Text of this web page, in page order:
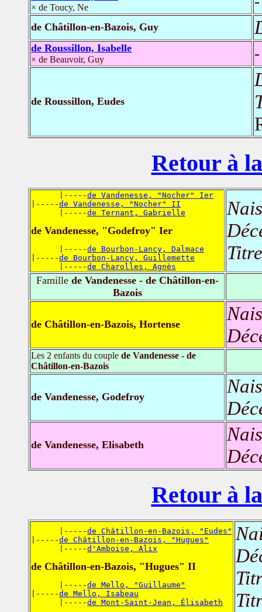
× de Toucy, Ne
de Châtillon-en-Bazois, Guy
de Roussillon, Isabelle
× de Beauvoir, Guy
de Roussillon, Eudes
Retour à
      |-----
de Vandenesse, "Nocher" Ier
|-----de Vandenesse, "Nocher" II
      |-----
de Ternant, Gabrielle
de Vandenesse, "Godefroy" Ier
      |-----
de Bourbon-Lancy, Dalmace
|-----de Bourbon-Lancy, Guillemette
      |-----
de Charolles, Agnès
Famillede Vandenesse - de Châtillon-en-
Bazois
de Châtillon-en-Bazois, Hortense
Les 2 enfants du couple de Vandenesse - de
Châtillon-en-Bazois
de Vandenesse, Godefroy
de Vandenesse, Elisabeth
Retour à
      |-----
de Châtillon-en-Bazois, "Eudes"
|-----de Châtillon-en-Bazois, "Hugues"
      |-----
d'Amboise, Alix
de Châtillon-en-Bazois, "Hugues" II
      |-----
de Mello, "Guillaume"
|-----de Mello, Isabeau
      |-----
de Mont-Saint-Jean, Élisabeth